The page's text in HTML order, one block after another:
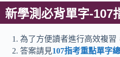
新學測必背單字-107
為了方便讀者進行高效複習
答案請見107指考重點單字